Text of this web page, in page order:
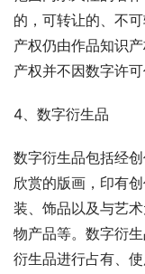
的，可转让的、不
产权仍由作品知识
产权并不因数字许
4、数字衍生品
数字衍生品包括经
欣赏的版画，印有
装、饰品以及与艺
物产品等。数字衍
衍生品进行占有、